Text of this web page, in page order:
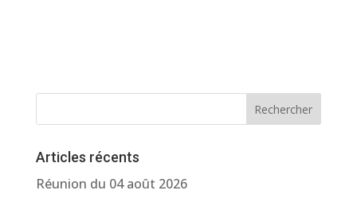
Rechercher
Articles récents
Réunion du 04 août 2026